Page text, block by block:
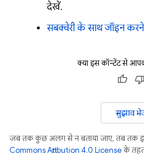
देखें.
सबक्वेरी के साथ जॉइन करने
क्या इस कॉन्टेंट से
सुझाव
जब तक कुछ अलग से न बताया जाए, तब तक इस
Commons Attribution 4.0 Licenseके